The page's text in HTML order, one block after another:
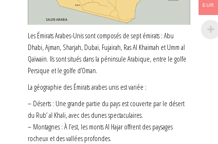
Les Émirats Arabes-Unis sont composés de sept émirats : Abu
Dhabi, Ajman, Sharjah, Dubaï, Fujaïrah, Ras Al Khaïmah et Umm al
Qaïwaïn. Ils sont situés dans la péninsule Arabique, entre le golfe
Persique et le golfe d’Oman.
La géographie des Émirats arabes unis est variée :
– Déserts : Une grande partie du pays est couverte par le désert
du Rub’ al Khali, avec des dunes spectaculaires.
– Montagnes : À l’est, les monts Al Hajar offrent des paysages
rocheux et des vallées profondes.
EUR